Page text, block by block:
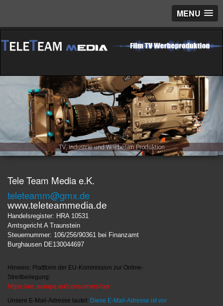
MENU
TV, Industrie und Werbefilm Produktion
Tele Team Media e.K.
teleteamm@gmx.de
www.teleteammedia.de
Handelsregister: HRA 10531
Amtsgericht A Traunstein
Steuernummer: 106/256/90361 bei Finanzamt
Burghausen DE130044697
Hinweis: Plattform der EU-Kommission zur Online-
Streitbeilegung:
https://ec.europa.eu/consumers/odr
Unsere E-Mail-Adresse lautet: Diese E-Mail-Adresse ist vor